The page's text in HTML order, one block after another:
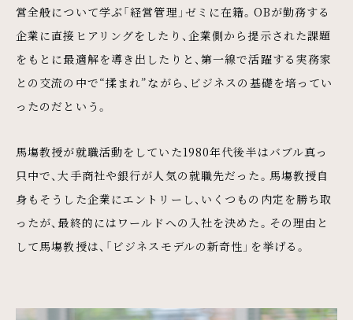
営全般について学ぶ「経営管理」ゼミに在籍。OBが勤務する
企業に直接ヒアリングをしたり、企業側から提示された課題
をもとに最適解を導き出したりと、第一線で活躍する実務家
との交流の中で“揉まれ”ながら、ビジネスの基礎を培ってい
ったのだという。
馬塲教授が就職活動をしていた1980年代後半はバブル真っ
只中で、大手商社や銀行が人気の就職先だった。馬塲教授自
身もそうした企業にエントリーし、いくつもの内定を勝ち取
ったが、最終的にはワールドへの入社を決めた。その理由と
して馬塲教授は、「ビジネスモデルの新奇性」を挙げる。